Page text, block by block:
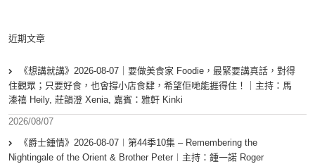
近期文章
《想講就講》2026-08-07｜要做美食家 Foodie，最緊要講真話，對得
住觀眾；只要好食，也會撐小店食肆，希望佢哋能捱得住！｜主持：馬
溱禧 Heily, 莊韻澄 Xenia, 嘉賓：雅軒 Kinki
2026/08/07
《爵士鍾情》2026-08-07︱第44季10集 – Remembering the
Nightingale of the Orient & Brother Peter︱主持：鍾一諾 Roger